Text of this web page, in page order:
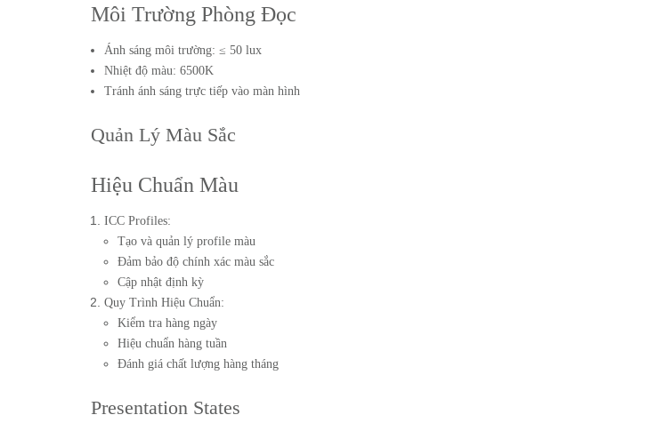
Môi Trường Phòng Đọc
Ánh sáng môi trường: ≤ 50 lux
Nhiệt độ màu: 6500K
Tránh ánh sáng trực tiếp vào màn hình
Quản Lý Màu Sắc
Hiệu Chuẩn Màu
ICC Profiles:
Tạo và quản lý profile màu
Đảm bảo độ chính xác màu sắc
Cập nhật định kỳ
Quy Trình Hiệu Chuẩn:
Kiểm tra hàng ngày
Hiệu chuẩn hàng tuần
Đánh giá chất lượng hàng tháng
Presentation States